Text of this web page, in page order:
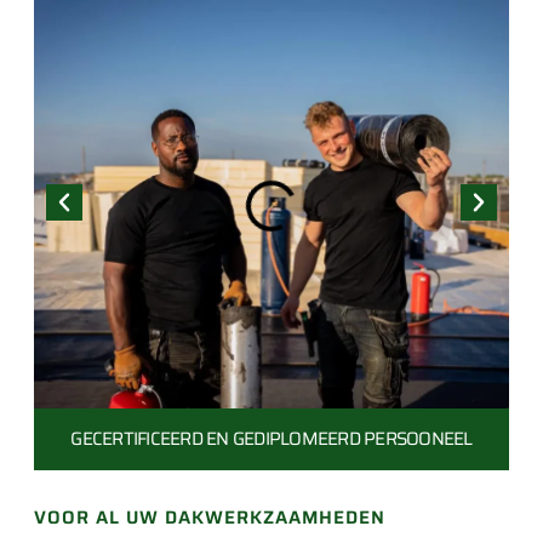
GECERTIFICEERD EN GEDIPLOMEERD PERSOONEEL
VOOR AL UW DAKWERKZAAMHEDEN